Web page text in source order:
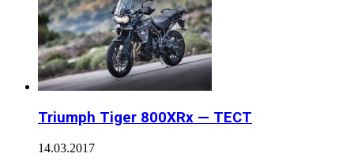
Triumph Tiger 800XRx — ТЕСТ
14.03.2017